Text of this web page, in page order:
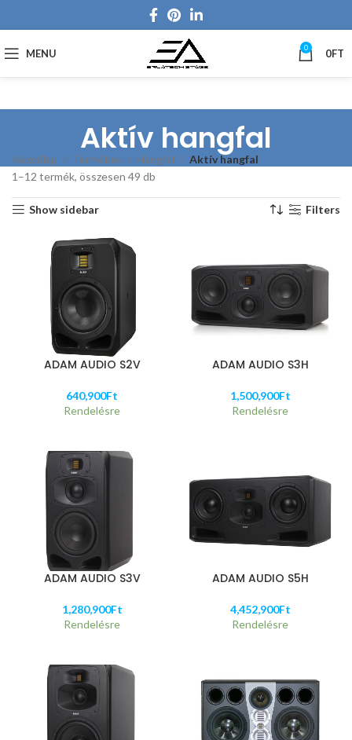
MENU 0 0FT
Aktív hangfal
Kezdőlap Termékek Hangfal
Aktív hangfal
1–12 termék, összesen 49 db
Show sidebar Filters
ADAM AUDIO S2V
640,900Ft
Rendelésre
ADAM AUDIO S3H
1,500,900Ft
Rendelésre
ADAM AUDIO S3V
1,280,900Ft
Rendelésre
ADAM AUDIO S5H
4,452,900Ft
Rendelésre